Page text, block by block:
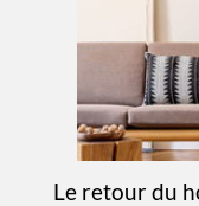
Le retour du